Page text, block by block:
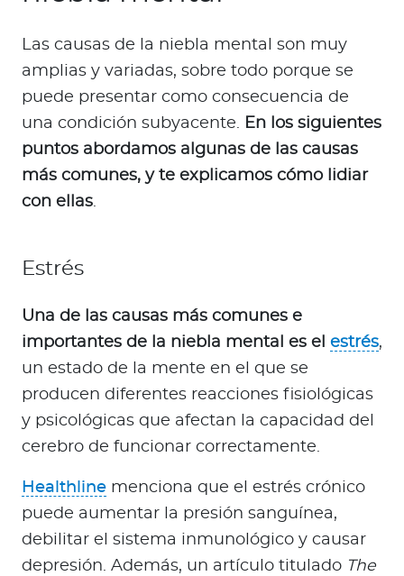
Las causas de la niebla mental son muy
amplias y variadas, sobre todo porque se
puede presentar como consecuencia de
una condición subyacente. En los siguientes
puntos abordamos algunas de las causas
más comunes, y te explicamos cómo lidiar
con ellas.
Estrés
Una de las causas más comunes e
importantes de la niebla mental es el estrés,
un estado de la mente en el que se
producen diferentes reacciones fisiológicas
y psicológicas que afectan la capacidad del
cerebro de funcionar correctamente.
Healthline menciona que el estrés crónico
puede aumentar la presión sanguínea,
debilitar el sistema inmunológico y causar
depresión. Además, un artículo titulado The